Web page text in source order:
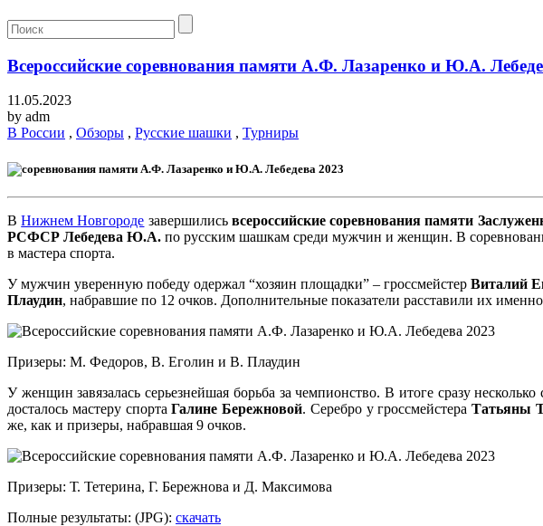
Всероссийские соревнования памяти А.Ф. Лазаренко и Ю.А.
11.05.2023
by adm
В России , Обзоры , Русские шашки , Турниры
ВНижнем Новгороде завершились всероссийские соревнования памяти
РСФСР Лебедева Ю.А. по русским шашкам среди мужчин и женщин. В
в мастера спорта.
У мужчин уверенную победу одержал “хозяин площадки” – гроссмейстер Виталий
Плаудин, набравшие по 12 очков. Дополнительные показатели расставили их
Призеры: М. Федоров, В. Еголин и В. Плаудин
У женщин завязалась серьезнейшая борьба за чемпионство. В итоге сразу
досталось мастеру спортаГалине Бережновой. Серебро у гроссмейстераТатьяны
же, как и призеры, набравшая 9 очков.
Призеры: Т. Тетерина, Г. Бережнова и Д. Максимова
Полные результаты: (JPG): скачать